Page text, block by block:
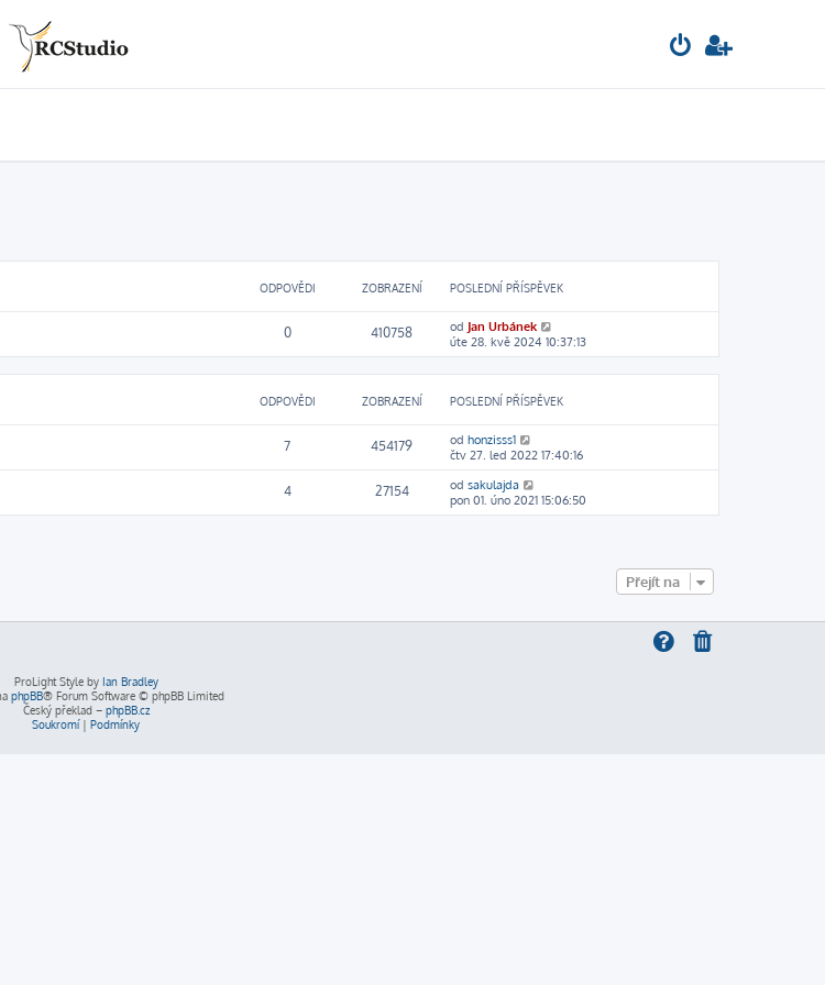
ODPOVĚDI ZOBRAZENÍ POSLEDNÍ PŘÍSPĚVEK
0 410758 od Jan Urbánek
úte 28. kvě 2024 10:37:13
ODPOVĚDI ZOBRAZENÍ POSLEDNÍ PŘÍSPĚVEK
7 454179 od honzisss1
čtv 27. led 2022 17:40:16
4 27154 od sakulajda
pon 01. úno 2021 15:06:50
Přejít na
ProLight Style by Ian Bradley
phpBB® Forum Software © phpBB Limited
Český překlad – phpBB.cz
Soukromí| Podmínky